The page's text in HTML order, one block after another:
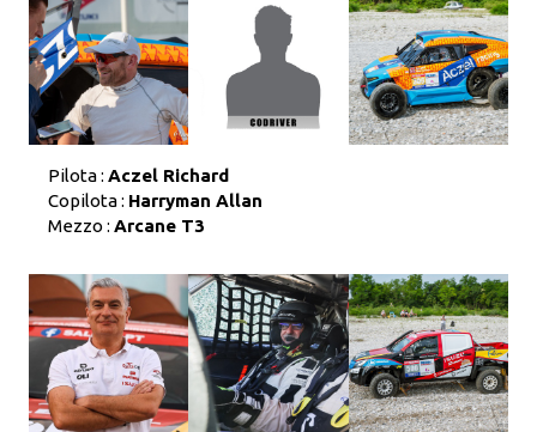
Pilota : Aczel Richard
Copilota : Harryman Allan
Mezzo : Arcane T3